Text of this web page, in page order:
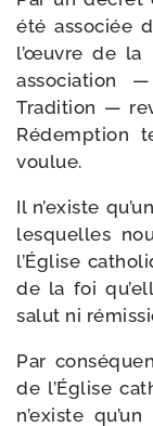
été asso­ciée
l’œuvre de la
asso­cia­tion
Tradition —
Rédemption
voulue.
Il n’existe
les­quelles
l’Église
de la foi
salut ni
Par
de l’Église
n’existe